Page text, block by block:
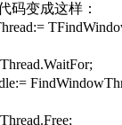
码变成这样：